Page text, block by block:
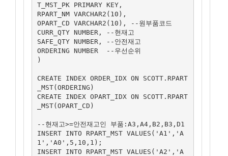
T_MST_PK PRIMARY KEY,
RPART_NM VARCHAR2(10),
OPART_CD VARCHAR2(10), --원부품코드
CURR_QTY NUMBER, --현재고
SAFE_QTY NUMBER, --안전재고
ORDERING NUMBER  --우선순위
)
CREATE INDEX ORDER_IDX ON SCOTT.RPART
_MST(ORDERING)
CREATE INDEX OPART_IDX ON SCOTT.RPART
_MST(OPART_CD)
--현재고>=안전재고인 부품:A3,A4,B2,B3,D1
INSERT INTO RPART_MST VALUES('A1','A
1','A0',5,10,1);
INSERT INTO RPART_MST VALUES('A2','A